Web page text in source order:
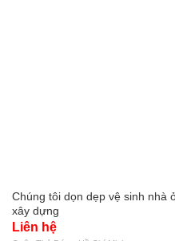
Chúng tôi dọn dẹp vệ sinh nhà
xây dựng
Liên hệ